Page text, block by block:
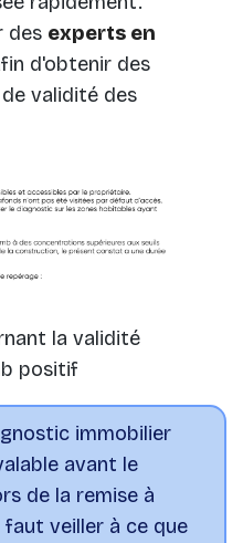
des experts en
d'obtenir des
validité des
la validité
positif
immobilier
avant le
de la remise à
veiller à ce que